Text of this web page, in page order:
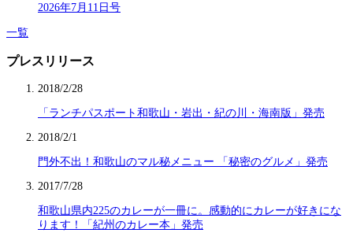
2026年7月11日号
一覧
プレスリリース
2018/2/28
「ランチパスポート和歌山・岩出・紀の川・海南版」発売
2018/2/1
門外不出！和歌山のマル秘メニュー 「秘密のグルメ」発売
2017/7/28
和歌山県内225のカレーが一冊に。感動的にカレーが好きにな
ります！「紀州のカレー本」発売